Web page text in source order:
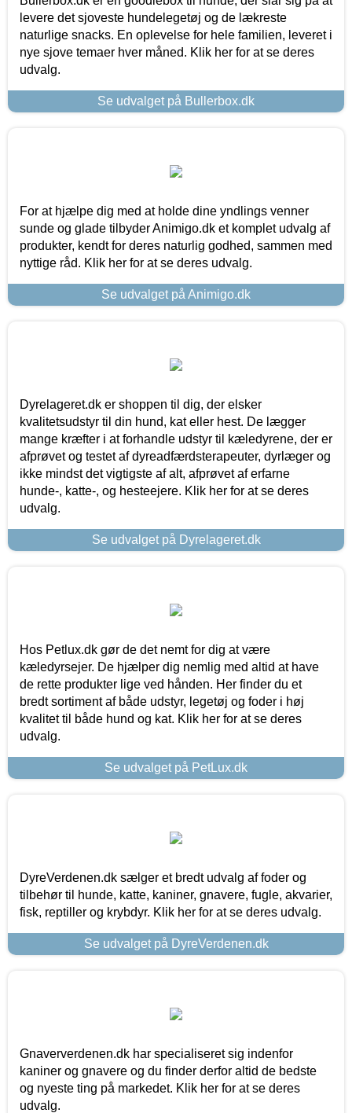
levere det sjoveste hundelegetøj og de lækreste
naturlige snacks. En oplevelse for hele familien, leveret i
nye sjove temaer hver måned. Klik her for at se deres
udvalg.
Se udvalget på Bullerbox.dk
For at hjælpe dig med at holde dine yndlings venner
sunde og glade tilbyder Animigo.dk et komplet udvalg af
produkter, kendt for deres naturlig godhed, sammen med
nyttige råd. Klik her for at se deres udvalg.
Se udvalget på Animigo.dk
Dyrelageret.dk er shoppen til dig, der elsker
kvalitetsudstyr til din hund, kat eller hest. De lægger
mange kræfter i at forhandle udstyr til kæledyrene, der er
afprøvet og testet af dyreadfærdsterapeuter, dyrlæger og
ikke mindst det vigtigste af alt, afprøvet af erfarne
hunde-, katte-, og hesteejere. Klik her for at se deres
udvalg.
Se udvalget på Dyrelageret.dk
Hos Petlux.dk gør de det nemt for dig at være
kæledyrsejer. De hjælper dig nemlig med altid at have
de rette produkter lige ved hånden. Her finder du et
bredt sortiment af både udstyr, legetøj og foder i høj
kvalitet til både hund og kat. Klik her for at se deres
udvalg.
Se udvalget på PetLux.dk
DyreVerdenen.dk sælger et bredt udvalg af foder og
tilbehør til hunde, katte, kaniner, gnavere, fugle, akvarier,
fisk, reptiller og krybdyr. Klik her for at se deres udvalg.
Se udvalget på DyreVerdenen.dk
Gnaververdenen.dk har specialiseret sig indenfor
kaniner og gnavere og du finder derfor altid de bedste
og nyeste ting på markedet. Klik her for at se deres
udvalg.